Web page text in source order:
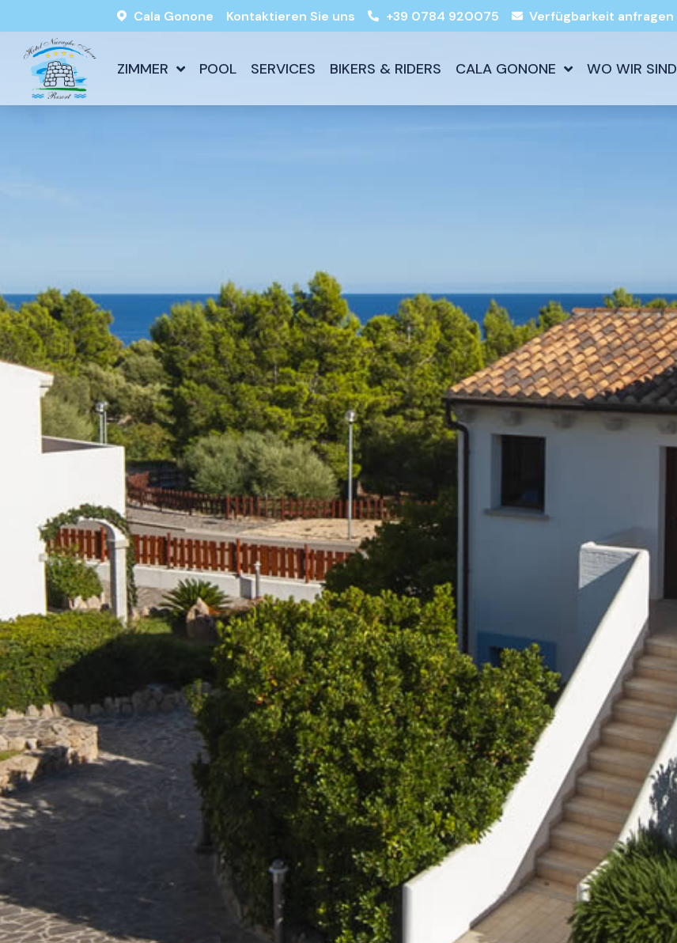
Cala Gonone Kontaktieren Sie uns +39 0784 920075 Verfügbarkeit anfragen
ZIMMER POOL SERVICES BIKERS & RIDERS CALA GONONE WO WIR SIND